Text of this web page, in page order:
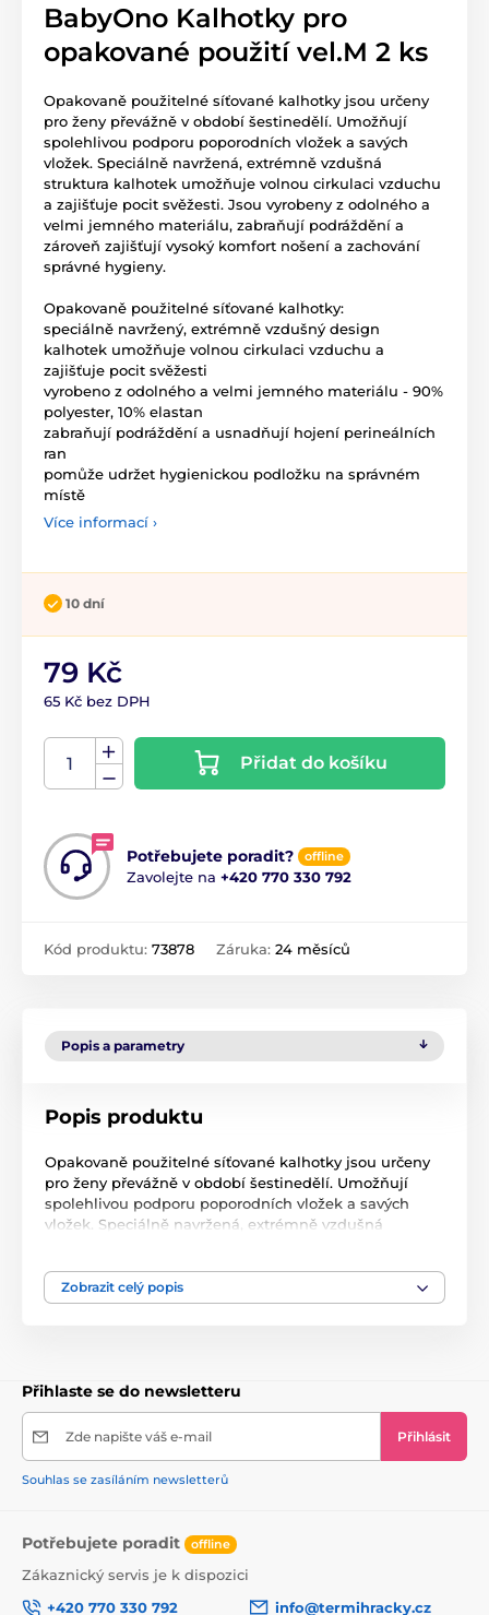
BabyOno Kalhotky pro
opakované použití vel.M 2 ks
Opakovaně použitelné síťované kalhotky jsou určeny
pro ženy převážně v období šestinedělí. Umožňují
spolehlivou podporu poporodních vložek a savých
vložek. Speciálně navržená, extrémně vzdušná
struktura kalhotek umožňuje volnou cirkulaci vzduchu
a zajišťuje pocit svěžesti. Jsou vyrobeny z odolného a
velmi jemného materiálu, zabraňují podráždění a
zároveň zajišťují vysoký komfort nošení a zachování
správné hygieny.
Opakovaně použitelné síťované kalhotky:
speciálně navržený, extrémně vzdušný design
kalhotek umožňuje volnou cirkulaci vzduchu a
zajišťuje pocit svěžesti
vyrobeno z odolného a velmi jemného materiálu - 90%
polyester, 10% elastan
zabraňují podráždění a usnadňují hojení perineálních
ran
pomůže udržet hygienickou podložku na správném
místě
Více informací ›
10 dní
79 Kč
65 Kč bez DPH
Přidat do košíku
Potřebujete poradit? offline
Zavolejte na +420 770 330 792
Kód produktu: 73878 Záruka: 24 měsíců
Popis a parametry
Popis produktu
Opakovaně použitelné síťované kalhotky jsou určeny
pro ženy převážně v období šestinedělí. Umožňují
spolehlivou podporu poporodních vložek a savých
vložek. Speciálně navržená, extrémně vzdušná
velmi jemného materiálu, zabraňují podráždění a
zároveň zajišťují vysoký komfort nošení a zachování
speciálně navržený, extrémně vzdušný design
kalhotek umožňuje volnou cirkulaci vzduchu a
zajišťuje pocit svěžesti
polyester, 10% elastan
pomůže udržet hygienickou podložku na správném
Zobrazit celý popis
Přihlaste se do newsletteru
Zde napište váš e-mail Přihlásit
Souhlas se zasíláním newsletterů
Potřebujete poradit offline
Zákaznický servis je k dispozici
+420 770 330 792
info@termihracky.cz